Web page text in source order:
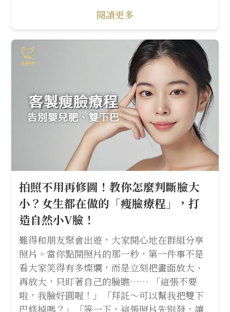
閱讀更多
拍照不用再修圖！教你怎麼判斷臉大
小？女生都在做的「瘦臉療程」，打
造自然小V臉！
難得和朋友聚會出遊，大家開心地在群組分享
照片。當你點開照片的那一秒，第一件事不是
看大家笑得有多燦爛，而是立刻把畫面放大、
再放大，只盯著自己的臉瞧…… 「這張不要
啦，我臉好圓喔！」「拜託～可以幫我把雙下
巴修掉嗎？」「等一下，這張照片先別發，讓